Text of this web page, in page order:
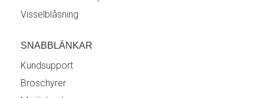
Visselblåsning
SNABBLÄNKAR
Kundsupport
Broschyrer